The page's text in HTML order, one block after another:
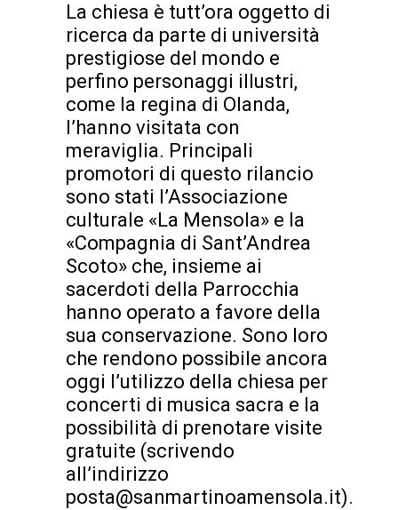
La chiesa è tutt’ora oggetto di
ricerca da parte di università
prestigiose del mondo e
perfino personaggi illustri,
come la regina di Olanda,
l’hanno visitata con
meraviglia. Principali
promotori di questo rilancio
sono stati l’Associazione
culturale «La Mensola» e la
«Compagnia di Sant’Andrea
Scoto» che, insieme ai
sacerdoti della Parrocchia
hanno operato a favore della
sua conservazione. Sono loro
che rendono possibile ancora
oggi l’utilizzo della chiesa per
concerti di musica sacra e la
possibilità di prenotare visite
gratuite (scrivendo
all’indirizzo
posta@sanmartinoamensola.it).